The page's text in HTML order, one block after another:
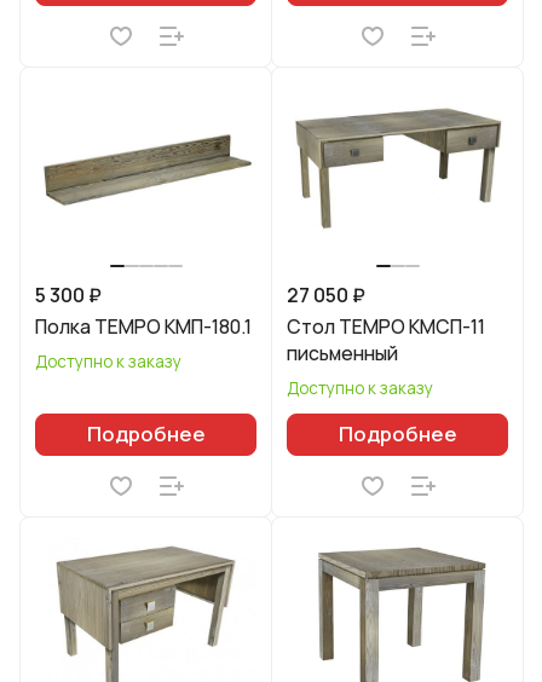
5 300 ₽
Полка TEMPO КМП-180.1
Доступно к заказу
Подробнее
27 050 ₽
Стол TEMPO КМСП-11
письменный
Доступно к заказу
Подробнее